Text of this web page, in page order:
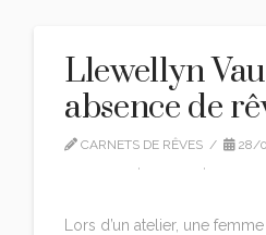
Llewellyn
absence de
CARNETS DE RÊVES
28/
, ,
Lors d’un atelier, une